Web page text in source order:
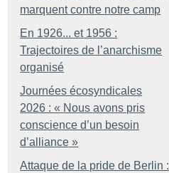
marquent contre notre camp
En 1926... et 1956 :
Trajectoires de l’anarchisme
organisé
Journées écosyndicales
2026 : « Nous avons pris
conscience d’un besoin
d’alliance »
Attaque de la pride de Berlin :